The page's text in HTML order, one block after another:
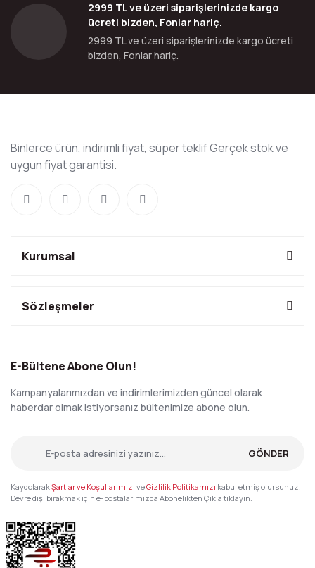
2999 TL ve üzeri siparişlerinizde kargo
ücreti bizden, Fonlar hariç.
2999 TL ve üzeri siparişlerinizde kargo ücreti
bizden, Fonlar hariç.
Binlerce ürün, indirimli fiyat, süper teklif Gerçek stok ve
uygun fiyat garantisi.
Kurumsal
Sözleşmeler
E-Bültene Abone Olun!
Kampanyalarımızdan ve indirimlerimizden güncel olarak
haberdar olmak istiyorsanız bültenimize abone olun.
GÖNDER
KaydolarakŞartlar ve Koşullarımızı veGizlilik Politikamızı kabul etmiş olursunuz.
Devre dışı bırakmak için e-postalarımızda Abonelikten Çık'a tıklayın.